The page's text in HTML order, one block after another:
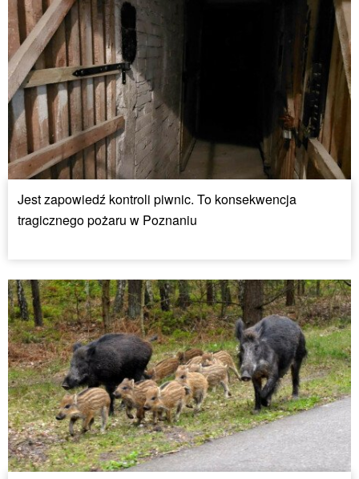
Jest zapowiedź kontroli piwnic. To konsekwencja
tragicznego pożaru w Poznaniu